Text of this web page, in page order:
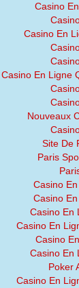
Casino
Casino En
Casino En Ligne
Nouveaux
Site De
Paris
Casino
Casino
Casino En
Casino En
Casino
Casino En
Poker
Casino En